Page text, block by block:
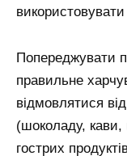
Попереджувати
правильне
відмовлятися
(шоколаду, кави,
гострих